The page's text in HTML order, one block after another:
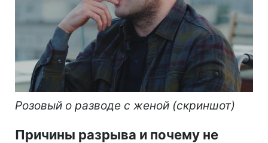
Розовый о разводе с женой (скриншот)
Причины разрыва и почему не